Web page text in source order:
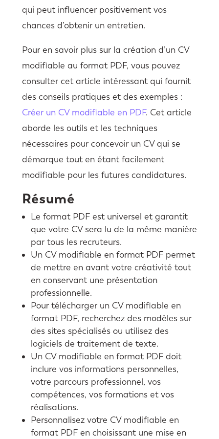
qui peut influencer positivement vos
chances d’obtenir un entretien.
Pour en savoir plus sur la création d’un CV
modifiable au format PDF, vous pouvez
consulter cet article intéressant qui fournit
des conseils pratiques et des exemples :
Créer un CV modifiable en PDF. Cet article
aborde les outils et les techniques
nécessaires pour concevoir un CV qui se
démarque tout en étant facilement
modifiable pour les futures candidatures.
Résumé
Le format PDF est universel et garantit
que votre CV sera lu de la même manière
par tous les recruteurs.
Un CV modifiable en format PDF permet
de mettre en avant votre créativité tout
en conservant une présentation
professionnelle.
Pour télécharger un CV modifiable en
format PDF, recherchez des modèles sur
des sites spécialisés ou utilisez des
logiciels de traitement de texte.
Un CV modifiable en format PDF doit
inclure vos informations personnelles,
votre parcours professionnel, vos
compétences, vos formations et vos
réalisations.
Personnalisez votre CV modifiable en
format PDF en choisissant une mise en